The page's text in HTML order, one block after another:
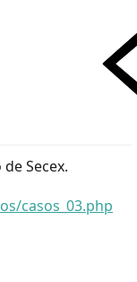
Secex.
casos_03.php